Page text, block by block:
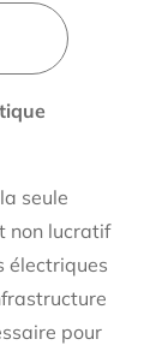
seule
non lucratif
électriques
pour